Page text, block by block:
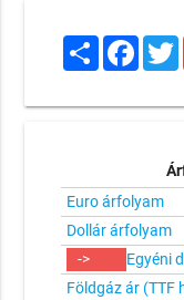
Share
Euro árfolyam
Dollár árfolyam
->
Egyéni
Földgáz ár (TTF